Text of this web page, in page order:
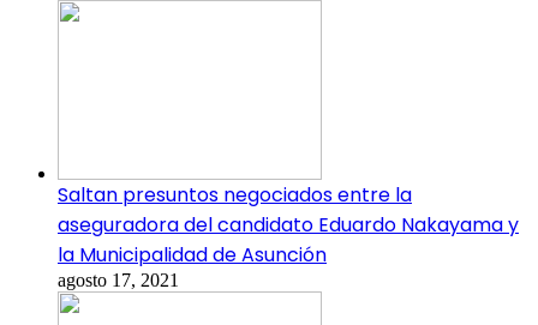
Saltan presuntos negociados entre la
aseguradora del candidato Eduardo Nakayama y
la Municipalidad de Asunción
agosto 17, 2021